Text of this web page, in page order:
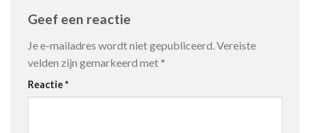
Geef een reactie
Je e-mailadres wordt niet gepubliceerd.Vereiste
velden zijn gemarkeerd met *
Reactie*